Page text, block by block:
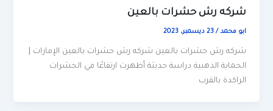
شركه رش حشرات بالعين
ابو محمد/23 ديسمبر، 2023
شركه رش حشرات بالعين شركه رش حشرات بالعين الإمارات |
الحماية الذهبية دراسة حديثة أظهرت ارتفاعًا في الحشرات
الراكدة بالقرب